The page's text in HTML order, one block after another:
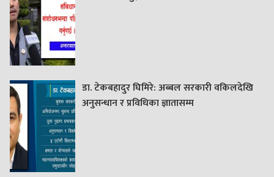
डा. टेकबहादुर घिमिरे: अब्बल सरकारी वकिलदेखि
अनुसन्धान र प्रविधिका ज्ञातासम्म